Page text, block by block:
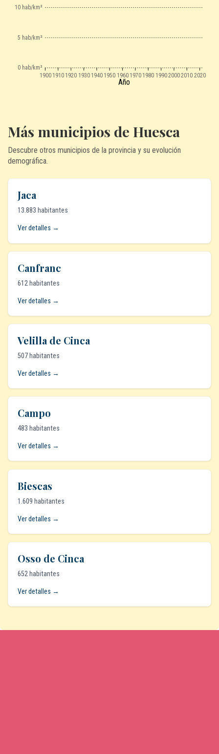
1900 1910 1920 1930 1940 1950 1960 1970 1980 199020002010 2020
0 hab/km²
5 hab/km²
10 hab/km²
Año
Más municipios de Huesca
Descubre otros municipios de la provincia y su evolución
demográfica.
Jaca
13.883 habitantes
Ver detalles →
Canfranc
612 habitantes
Ver detalles →
Velilla de Cinca
507 habitantes
Ver detalles →
Campo
483 habitantes
Ver detalles →
Biescas
1.609 habitantes
Ver detalles →
Osso de Cinca
652 habitantes
Ver detalles →